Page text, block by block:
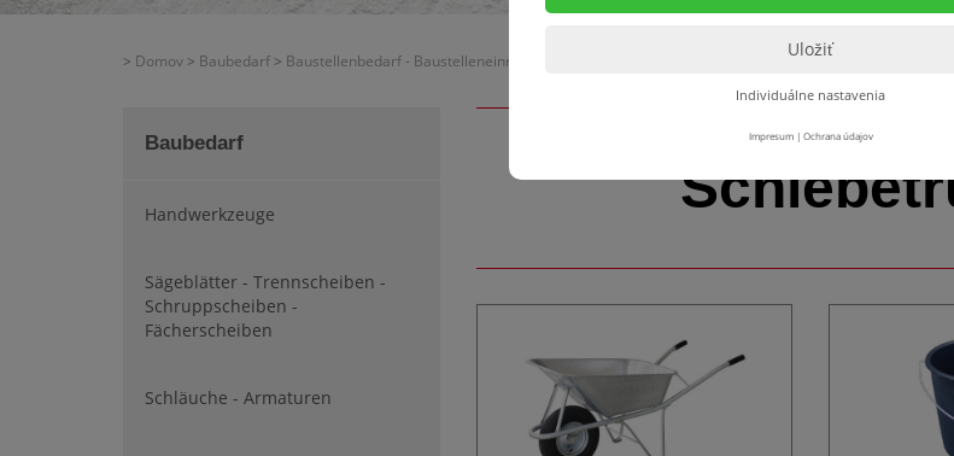
> Domov > Baubedarf > Baustellenbedarf - Baustelleneinrichtung
Baubedarf
Handwerkzeuge
Sägeblätter - Trennscheiben -
Schruppscheiben -
Fächerscheiben
Schläuche - Armaturen
Individuálne nastavenia
Impresum| Ochrana údajov